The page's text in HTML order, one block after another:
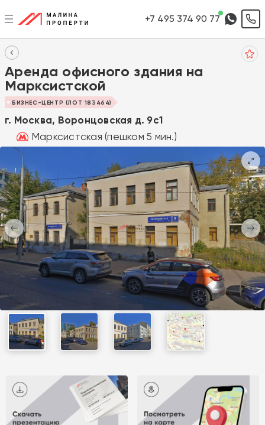
+7 495 374 90 77
Аренда офисного здания на
Марксистской
БИЗНЕС-ЦЕНТР (ЛОТ 183464)
г. Москва, Воронцовская д. 9с1
Марксистская (пешком 5 мин.)